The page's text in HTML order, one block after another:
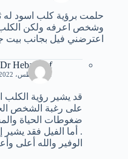
حلمت برؤية كلب اسود له
وشخص اعرفه ولكن الكلب
اعترضني فيل بجانب بيت
Dr Heba Atef
31 أغسطس، 2022 | 12:54 م
قد يشير رؤية الكلب
على رغبة الشخص
ضغوطات الحياة
. أما الفيل فقد
الوفير والله أعلى